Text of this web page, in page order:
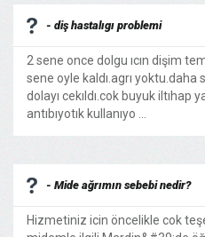
- diş hastalıgı problemi
2 sene once dolgu ıcın dişim
sene oyle kaldı.agrı yoktu.daha
dolayı cekıldı.cok buyuk iltıhap
antıbıyotık kullanıyo ...
- Mide ağrımın sebebi nedir?
Hizmetiniz icin öncelikle cok